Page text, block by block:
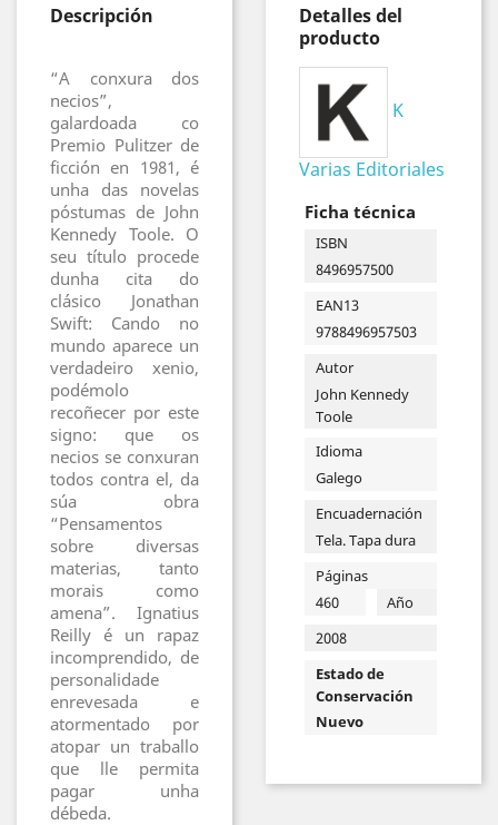
Descripción
“A conxura dos
necios”,
galardoada co
Premio Pulitzer de
ficción en 1981, é
unha das novelas
póstumas de John
Kennedy Toole. O
seu título procede
dunha cita do
clásico Jonathan
Swift: Cando no
mundo aparece un
verdadeiro xenio,
podémolo
recoñecer por este
signo: que os
necios se conxuran
todos contra el, da
súa obra
“Pensamentos
sobre diversas
materias, tanto
morais como
amena”. Ignatius
Reilly é un rapaz
incomprendido, de
personalidade
enrevesada e
atormentado por
atopar un traballo
que lle permita
pagar unha
débeda.
Detalles del
producto
K
Varias Editoriales
Ficha técnica
ISBN
8496957500
EAN13
9788496957503
Autor
John Kennedy
Toole
Idioma
Galego
Encuadernación
Tela. Tapa dura
Páginas
460
Año
2008
Estado de
Conservación
Nuevo